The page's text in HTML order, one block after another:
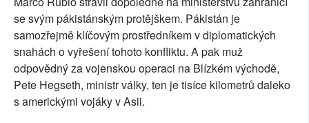
se svým pákistánským protějškem. Pákistán je
samozřejmě klíčovým prostředníkem v diplomatických
snahách o vyřešení tohoto konfliktu. A pak muž
odpovědný za vojenskou operaci na Blízkém východě,
Pete Hegseth, ministr války, ten je tisíce kilometrů daleko
s americkými vojáky v Asii.